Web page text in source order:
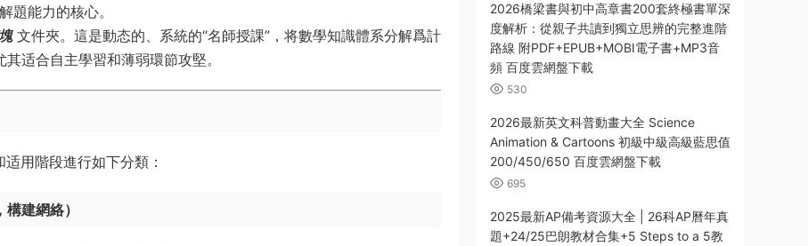
題能力的核心。
文件夾。這是動态的、系統的“名師授課”，将數學知識體系分解爲計
适合自主學習和薄弱環節攻堅。
用階段進行如下分類：
建網絡）
2026橋梁書與初中高章書200套終極書單深
度解析：從親子共讀到獨立思辨的完整進階
路線 附PDF+EPUB+MOBI電子書+MP3音
頻 百度雲網盤下載
530
2026最新英文科普動畫大全 Science
Animation & Cartoons 初級中級高級藍思值
200/450/650 百度雲網盤下載
695
2025最新AP備考資源大全 | 26科AP曆年真
題+24/25巴朗教材合集+5 Steps to a 5教